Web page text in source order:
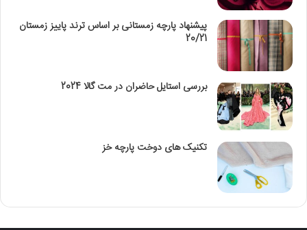
پیشنهاد پارچه زمستانی بر اساس ترند پاییز زمستان
20/21
بررسی استایل حاضران در مت گالا 2024
تکنیک‌ های دوخت پارچه خز